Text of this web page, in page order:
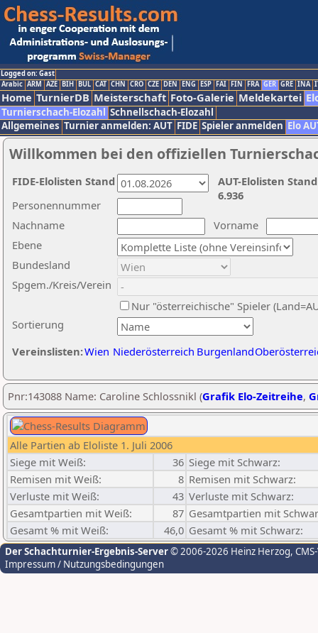
Logged on: Gast
Arabic ARM AZE BIH BUL CAT CHN CRO CZE DEN ENG ESP FAI FIN FRA GER GRE INA
Home TurnierDB Meisterschaft Foto-Galerie Meldekartei
Turnierschach-Elozahl Schnellschach-Elozahl
Allgemeines Turnier anmelden: AUT FIDE Spieler anmelden Elo
Willkommen bei den offiziellen
Nachname
Vorname
Ebene
Sortierung
Personennummer
Bundesland
Spgem./Kreis/Verein
Nur "österreichische" Spieler
Vereinslisten:Wien Niederösterreich Burgenland
AUT-Elolisten
6.936
FIDE-Elolisten Stand
Pnr:143088 Name: Caroline Schlossnikl (Grafik Elo-Zeitreihe,
Alle Partien ab Eloliste 1. Juli 2006
Siege mit Weiß:
36 Siege mit Schwarz:
Remisen mit Weiß:
8 Remisen mit Schwarz:
Verluste mit Weiß:
43 Verluste mit Schwarz:
Gesamtpartien mit Weiß:
87 Gesamtpartien mit
Gesamt % mit Weiß:
46,0 Gesamt % mit Schwarz:
Der Schachturnier-Ergebnis-Server© 2006-2026 Heinz Herzog,
Impressum / Nutzungsbedingungen